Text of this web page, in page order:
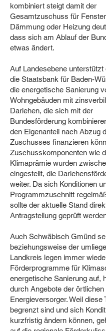
kombiniert steigt damit der
Gesamtzuschuss für
Dämmung oder Heizung
dass sich am Ablauf der
etwas ändert.
Auf Landesebene unterstützt
die Staatsbank für Baden-
die energetische Sanierung
Wohngebäuden mit
Darlehen, die sich mit der
Bundesförderung
den Eigenanteil nach Abzug
Zuschusses finanzieren
Zuschusskomponenten wie
Klimaprämie wurden
eingestellt, die
weiter. Da sich Konditionen
Programmzuschnitt
sollte der aktuelle Stand
Antragstellung geprüft
Auch Schwäbisch Gmünd
beziehungsweise der
Landkreis legen immer
Förderprogramme für
energetische Sanierung auf,
durch Angebote der örtlichen
Energieversorger. Weil diese
begrenzt sind und sich
kurzfristig ändern können,